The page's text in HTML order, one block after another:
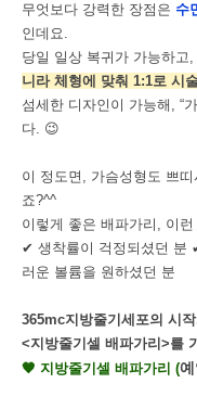
무엇보다 강력한 장점은 수
인데요.
당일 일상 복귀가 가능하고,
니라 체형에 맞춰 1:1로 시
섬세한 디자인이 가능해, “
다. 😉
이 정도면, 가슴성형도 쁘
죠?^^
이렇게 좋은 배파가리, 이
✔ 생착률이 걱정되셨던 분
러운 볼륨을 원하셨던 분
365mc지방줄기세포의 시
<지방줄기셀 배파가리>를
🧡 지방줄기셀 배파가리 (예